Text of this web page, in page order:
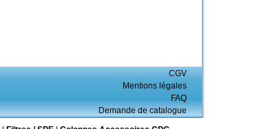
CGV
Mentions légales
FAQ
Demande de catalogue